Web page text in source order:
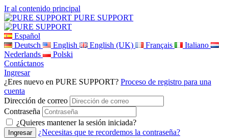
Ir al contenido principal
PURE SUPPORT
Español
Deutsch
English English (UK) Français
Italiano
Nederlands
Polski
Contáctanos
Ingresar
¿Eres nuevo en PURE SUPPORT? Proceso de registro para una
cuenta
Dirección de correo
Contraseña
¿Quieres mantener la sesión iniciada?
¿Necesitas que te recordemos la contraseña?